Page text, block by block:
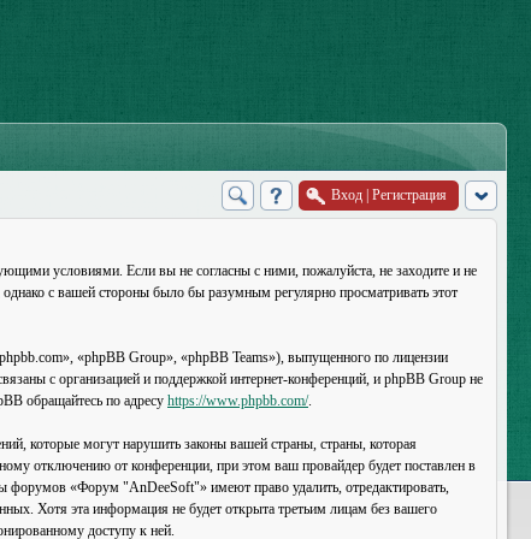
Вход Регистрация
условиями. Если вы не согласны с ними, пожалуйста, не заходите и не
с вашей стороны было бы разумным регулярно просматривать этот
«phpBB Group», «phpBB Teams»), выпущенного по лицензии
с организацией и поддержкой интернет-конференций, и phpBB Group не
обращайтесь по адресу https://www.phpbb.com/.
которые могут нарушить законы вашей страны, страны, которая
отключению от конференции, при этом ваш провайдер будет поставлен в
форумов «Форум "AnDeeSoft"» имеют право удалить, отредактировать,
Хотя эта информация не будет открыта третьим лицам без вашего
доступу к ней.